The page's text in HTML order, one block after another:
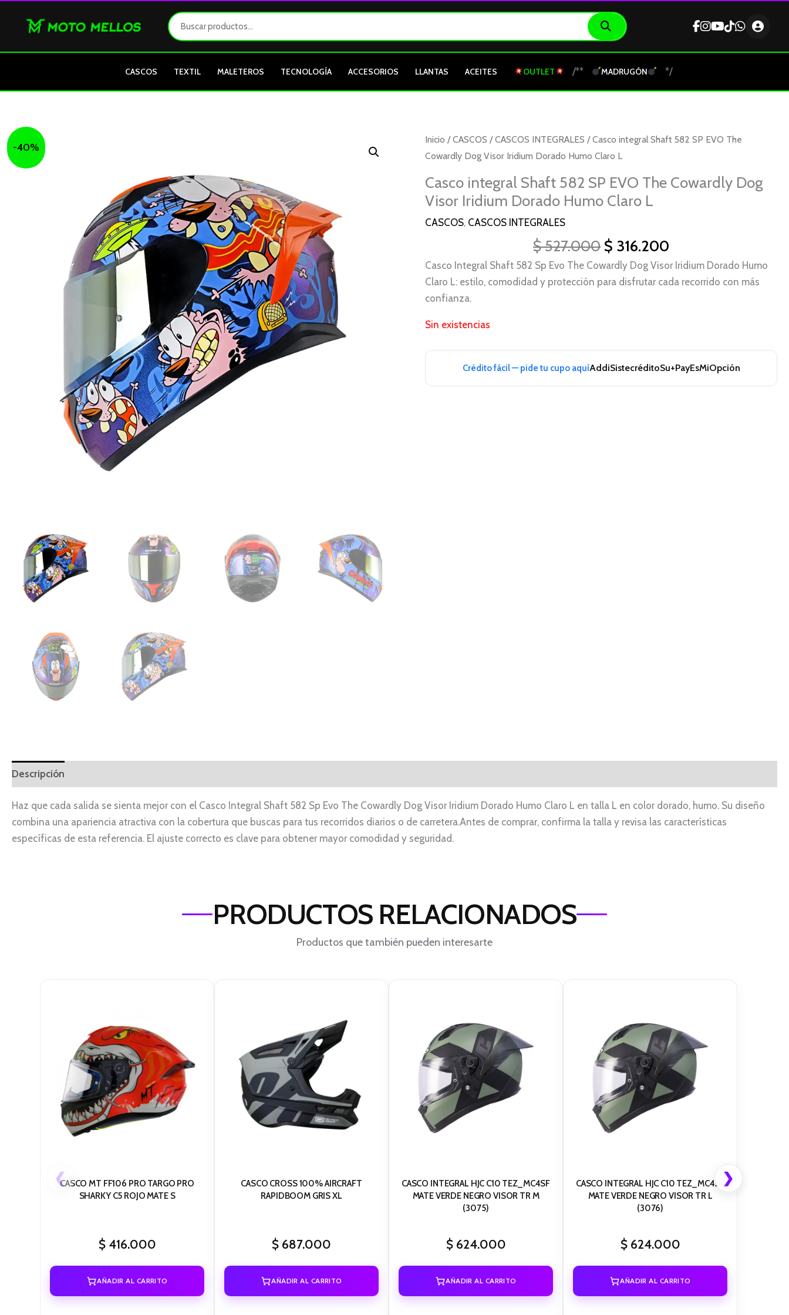
CASCOS TEXTIL MALETEROS TECNOLOGÍA ACCESORIOS LLANTAS ACEITES OUTLET /** MADRUGÓN */
-40%
Inicio /CASCOS /CASCOS INTEGRALES / Casco integral Shaft 582 SP EVO The
Cowardly Dog Visor Iridium Dorado Humo Claro L
Casco integral Shaft 582 SP EVO The Cowardly Dog
Visor Iridium Dorado Humo Claro L
CASCOS, CASCOS INTEGRALES
$527.000
El
precio
era:
$ 527.000.
$ 316.200
El
es:
Casco Integral Shaft 582 Sp Evo The Cowardly Dog Visor Iridium Dorado Humo
Claro L: estilo, comodidad y protección para disfrutar cada recorrido con más
confianza.
Sin existencias
Crédito fácil — pide tu cupo aquíAddiSistecréditoSu+PayEsMiOpción
Descripción
Haz que cada salida se sienta mejor con el Casco Integral Shaft 582 Sp Evo The Cowardly Dog Visor Iridium Dorado Humo Claro L en talla L en color dorado, humo. Su diseño
combina una apariencia atractiva con la cobertura que buscas para tus recorridos diarios o de carretera.Antes de comprar, confirma la talla y revisa las características
específicas de esta referencia. El ajuste correcto es clave para obtener mayor comodidad y seguridad.
PRODUCTOS RELACIONADOS
Productos que también pueden interesarte
CASCO MT FF106 PRO TARGO PRO
SHARKY C5 ROJO MATE S
$416.000
AÑADIR AL CARRITO
CASCO CROSS 100% AIRCRAFT
RAPIDBOOM GRIS XL
$ 687.000
AÑADIR AL CARRITO
CASCO INTEGRAL HJC C10 TEZ_MC4SF
MATE VERDE NEGRO VISOR TR M
(3075)
$624.000
AÑADIR AL CARRITO
CASCO INTEGRAL HJC C10 TEZ_MC4SF
MATE VERDE NEGRO VISOR TR L
(3076)
$624.000
AÑADIR AL CARRITO
❮ ❯